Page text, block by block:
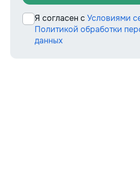
Я согласен с Условиями
Политикой обработки
данных